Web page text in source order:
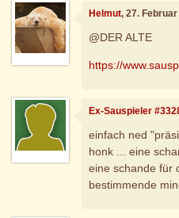
Helmut, 27.
@DER ALTE
https://
Ex-Sauspieler
einfach ned
honk ... eine
eine schande für
bestimmende